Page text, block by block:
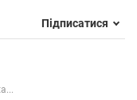
Підписатися